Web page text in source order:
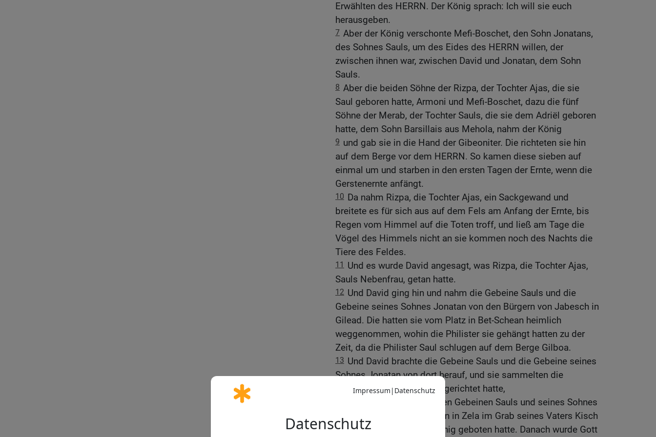
Erwählten des HERRN. Der König sprach: Ich will sie euch
herausgeben.
7 Aber der König verschonte Mefi-Boschet, den Sohn Jonatans,
des Sohnes Sauls, um des Eides des HERRN willen, der
zwischen ihnen war, zwischen David und Jonatan, dem Sohn
Sauls.
8 Aber die beiden Söhne der Rizpa, der Tochter Ajas, die sie
Saul geboren hatte, Armoni und Mefi-Boschet, dazu die fünf
Söhne der Merab, der Tochter Sauls, die sie dem Adriël geboren
hatte, dem Sohn Barsillais aus Mehola, nahm der König
9 und gab sie in die Hand der Gibeoniter. Die richteten sie hin
auf dem Berge vor dem HERRN. So kamen diese sieben auf
einmal um und starben in den ersten Tagen der Ernte, wenn die
Gerstenernte anfängt.
10 Da nahm Rizpa, die Tochter Ajas, ein Sackgewand und
breitete es für sich aus auf dem Fels am Anfang der Ernte, bis
Regen vom Himmel auf die Toten troff, und ließ am Tage die
Vögel des Himmels nicht an sie kommen noch des Nachts die
Tiere des Feldes.
11
Und es wurde David angesagt, was Rizpa, die Tochter Ajas,
Sauls Nebenfrau, getan hatte.
12 Und David ging hin und nahm die Gebeine Sauls und die
Gebeine seines Sohnes Jonatan von den Bürgern von Jabesch in
Gilead. Die hatten sie vom Platz in Bet-Schean heimlich
weggenommen, wohin die Philister sie gehängt hatten zu der
Zeit, da die Philister Saul schlugen auf dem Berge Gilboa.
13 Und David brachte die Gebeine Sauls und die Gebeine seines
Sohnes Jonatan von dort herauf, und sie sammelten die
Gebeine derer, die man hingerichtet hatte,
und begruben sie mit den Gebeinen Sauls und seines Sohnes
Jonatan im Lande Benjamin in Zela im Grab seines Vaters Kisch
und taten alles, wie der König geboten hatte. Danach wurde Gott